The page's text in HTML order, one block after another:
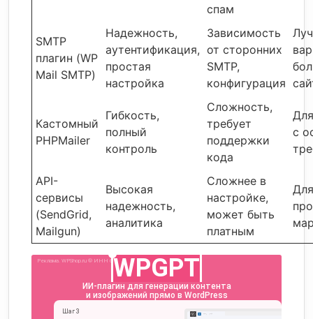
спам
SMTP
плагин (WP
Mail SMTP)
Надежность,
аутентификация,
простая
настройка
Зависимость
от сторонних
SMTP,
конфигурация
Кастомный
PHPMailer
Гибкость,
полный
контроль
Сложность,
требует
поддержки
кода
с
API-
сервисы
(SendGrid,
Mailgun)
Высокая
надежность,
аналитика
Сложнее в
настройке,
может быть
платным